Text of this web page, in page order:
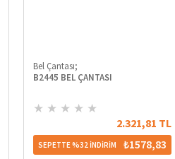
Bel Çantası;
B2445 BEL ÇANTASI
★ ★ ★ ★ ★
2.321,81 TL
SEPETTE %32 İNDİRİM ₺1578,83